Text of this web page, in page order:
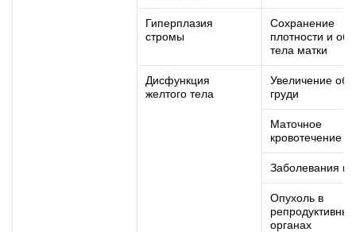
Гиперплазия
стромы
Сохранение
плотности и
тела матки
Дисфункция
желтого тела
Увеличение
груди
Маточное
кровотечение
Заболевания
Опухоль в
репродуктивных
органах